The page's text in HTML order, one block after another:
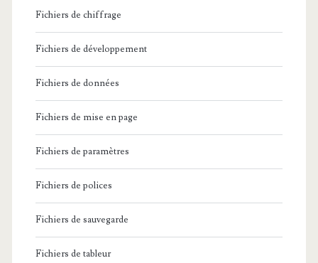
Fichiers de chiffrage
Fichiers de développement
Fichiers de données
Fichiers de mise en page
Fichiers de paramètres
Fichiers de polices
Fichiers de sauvegarde
Fichiers de tableur